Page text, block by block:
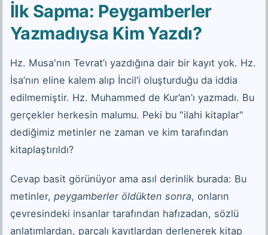
İlk Sapma: Peygamberler
Yazmadıysa Kim Yazdı?
Hz. Musa'nın Tevrat’ı yazdığına dair bir kayıt yok. Hz.
İsa’nın eline kalem alıp İncil’i oluşturduğu da iddia
edilmemiştir. Hz. Muhammed de Kur’an’ı yazmadı. Bu
gerçekler herkesin malumu. Peki bu "ilahi kitaplar"
dediğimiz metinler ne zaman ve kim tarafından
kitaplaştırıldı?
Cevap basit görünüyor ama asıl derinlik burada: Bu
metinler, peygamberler öldükten sonra, onların
çevresindeki insanlar tarafından hafızadan, sözlü
anlatımlardan, parçalı kayıtlardan derlenerek kitap